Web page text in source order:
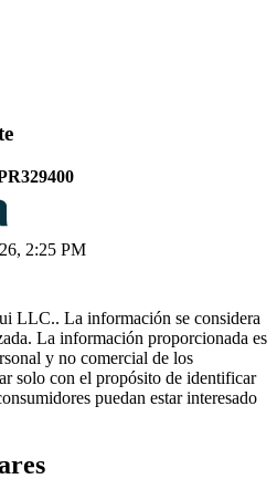
2:25 PM
LLC.. La información se considera
La información proporcionada es
y no comercial de los
solo con el propósito de identificar
puedan estar interesado